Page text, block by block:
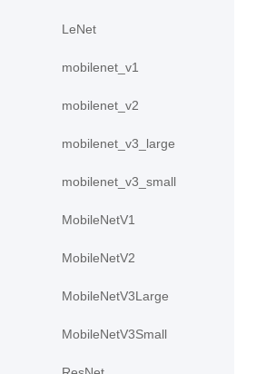
LeNet
mobilenet_v1
mobilenet_v2
mobilenet_v3_large
mobilenet_v3_small
MobileNetV1
MobileNetV2
MobileNetV3Large
MobileNetV3Small